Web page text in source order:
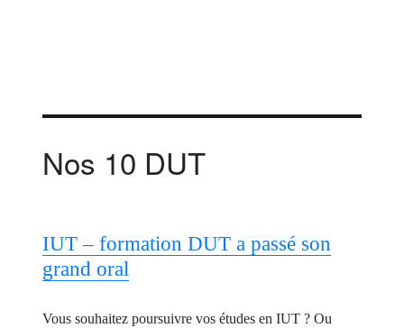
Nos 10 DUT
IUT – formation DUT a passé son
grand oral
Vous souhaitez poursuivre vos études en IUT ? Ou